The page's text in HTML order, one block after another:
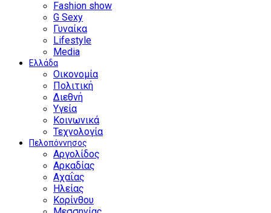
Fashion show
G Sexy
Γυναίκα
Lifestyle
Media
Ελλάδα
Οικονομία
Πολιτική
Διεθνή
Υγεία
Κοινωνικά
Τεχνολογία
Πελοπόννησος
Αργολίδος
Αρκαδίας
Αχαΐας
Ηλείας
Κορίνθου